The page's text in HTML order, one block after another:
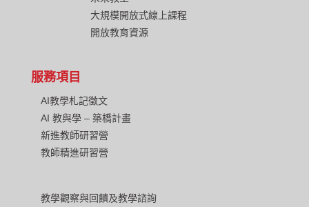
大規模開放式線上課程
開放教育資源
服務項目
AI教學札記徵文
AI 教與學 – 築橋計畫
新進教師研習營
教師精進研習營
教學觀察與回饋及教學諮詢